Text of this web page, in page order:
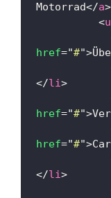
Motorrad</a>
<
href="#">
</li>
href="#">
href="#">
</li>